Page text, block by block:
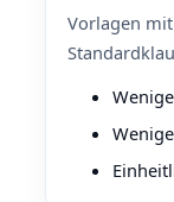
Vorlagen mit